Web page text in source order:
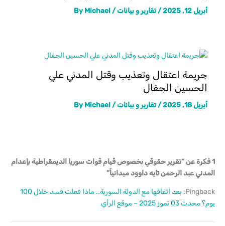
أبريل 12, 2025 /تقارير و بيانات/ By
Michael
جريمة اعتقال وتعذيب وقتل المدني علي
الحسين الجفال
أبريل 18, 2025 /تقارير و بيانات/ By
Michael
1 فكرة عن “تقرير حقوقي بخصوص قيام قوات سوريا الديمقراطية بإعدام
المدني عبد الرحمن تايه داوود ميدانياً”
Pingback:
بعد اتفاقها مع الدولة السورية.. ماذا فعلت قسد خلال 100
يوم؟ محدث 03 تموز 2025 – موقع الرأي